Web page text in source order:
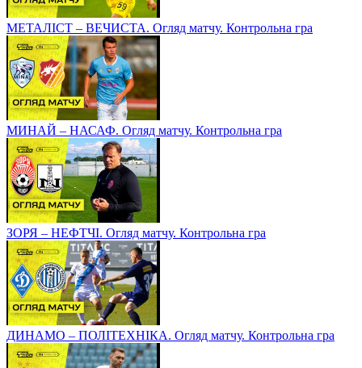
МЕТАЛІСТ – ВЕЧИСТА. Огляд матчу. Контрольна гра
МИНАЙ – НАСАФ. Огляд матчу. Контрольна гра
ЗОРЯ – НЕФТЧІ. Огляд матчу. Контрольна гра
ДИНАМО – ПОЛІТЕХНІКА. Огляд матчу. Контрольна гра